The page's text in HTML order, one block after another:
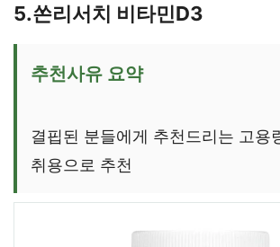
5.쏜리서치 비타민D3
추천사유 요약
결핍된 분들에게 추천드리는 고용
취용으로 추천